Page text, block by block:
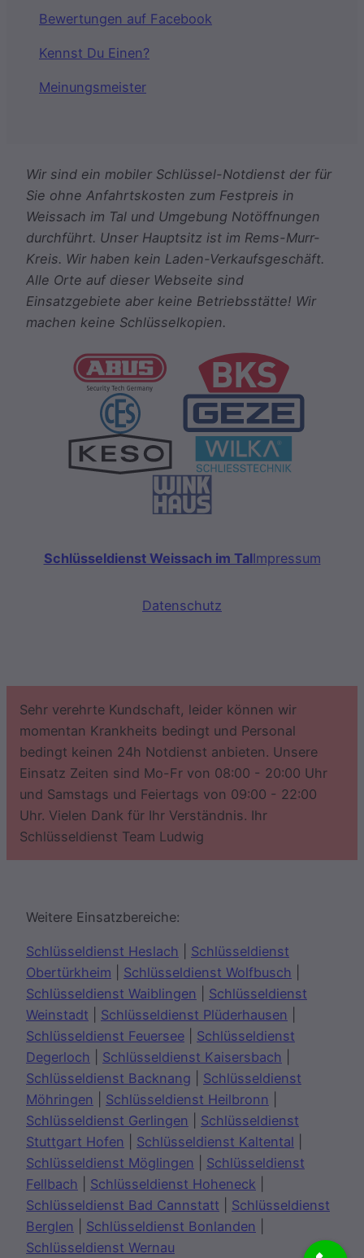
Bewertungen auf Facebook
Kennst Du Einen?
Meinungsmeister
Wir sind ein mobiler Schlüssel-Notdienst der für
Sie ohne Anfahrtskosten zum Festpreis in
Weissach im Tal und Umgebung Notöffnungen
durchführt. Unser Hauptsitz ist im Rems-Murr-
Kreis. Wir haben kein Laden-Verkaufsgeschäft.
Alle Orte auf dieser Webseite sind
Einsatzgebiete aber keine Betriebsstätte! Wir
machen keine Schlüsselkopien.
Schlüsseldienst Weissach im TalImpressum
Datenschutz
Sehr verehrte Kundschaft, leider können wir
momentan Krankheits bedingt und Personal
bedingt keinen 24h Notdienst anbieten. Unsere
Einsatz Zeiten sind Mo-Fr von 08:00 - 20:00 Uhr
und Samstags und Feiertags von 09:00 - 22:00
Uhr. Vielen Dank für Ihr Verständnis. Ihr
Schlüsseldienst Team Ludwig
Weitere Einsatzbereiche:
Schlüsseldienst Heslach
Schlüsseldienst
Obertürkheim
Schlüsseldienst Wolfbusch
Schlüsseldienst Waiblingen
Schlüsseldienst
Weinstadt
Schlüsseldienst Plüderhausen
Schlüsseldienst Feuersee
Schlüsseldienst
Degerloch
Schlüsseldienst Kaisersbach
Schlüsseldienst Backnang
Schlüsseldienst
Möhringen
Schlüsseldienst Heilbronn
Schlüsseldienst Gerlingen
Schlüsseldienst
Stuttgart Hofen
Schlüsseldienst Kaltental
Schlüsseldienst Möglingen
Schlüsseldienst
Fellbach
Schlüsseldienst Hoheneck
Schlüsseldienst Bad Cannstatt
Schlüsseldienst
Berglen
Schlüsseldienst Bonlanden
Schlüsseldienst Wernau